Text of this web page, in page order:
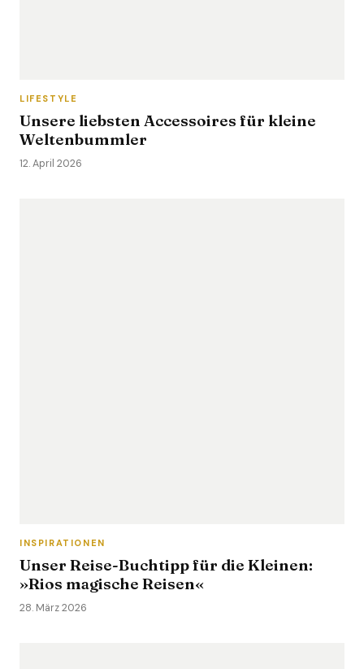
LIFESTYLE
Unsere liebsten Accessoires für kleine
Weltenbummler
12. April 2026
INSPIRATIONEN
Unser Reise-Buchtipp für die Kleinen:
»Rios magische Reisen«
28. März 2026